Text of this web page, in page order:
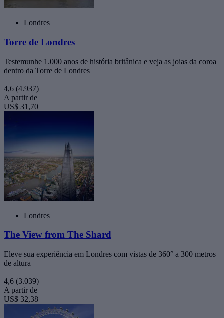
Londres
Torre de Londres
Testemunhe 1.000 anos de história britânica e veja as joias da coroa
dentro da Torre de Londres
4,6 (4.937)
A partir de
US$ 31,70
Londres
The View from The Shard
Eleve sua experiência em Londres com vistas de 360° a 300 metros
de altura
4,6 (3.039)
A partir de
US$ 32,38